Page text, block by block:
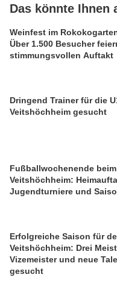
Das könnte Ihnen
Weinfest im
Über 1.500 Besucher
stimmungsvollen Auftakt
Dringend Trainer für die
Veitshöchheim gesucht
Fußballwochenende beim
Veitshöchheim:
Jugendturniere und
Erfolgreiche Saison für
Veitshöchheim: Drei
Vizemeister und neue
gesucht